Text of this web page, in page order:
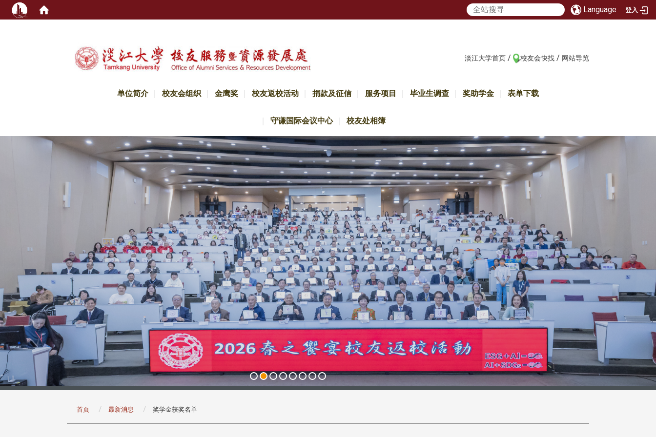
Language 登入
淡江大学首页 / 校友会快找 / 网站导览
单位简介 校友会组织 金鹰奖 校友返校活动 捐款及征信 服务项目 毕业生调查 奖助学金 表单下载
守谦国际会议中心 校友处相簿
首页 最新消息 奖学金获奖名单